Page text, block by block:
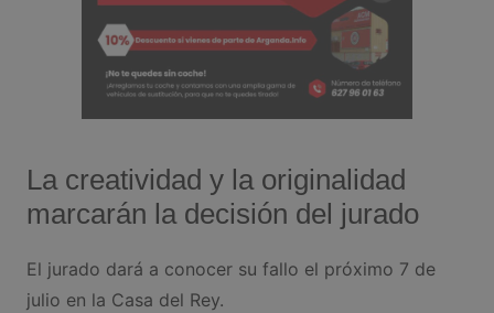
La creatividad y la originalidad
marcarán la decisión del jurado
El jurado dará a conocer su fallo el próximo 7 de
julio en la Casa del Rey.